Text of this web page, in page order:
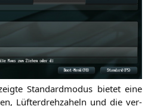
Stan­dard­mo­dus bie­tet eine
Lüf­ter­dreh­za­heln und die ver­